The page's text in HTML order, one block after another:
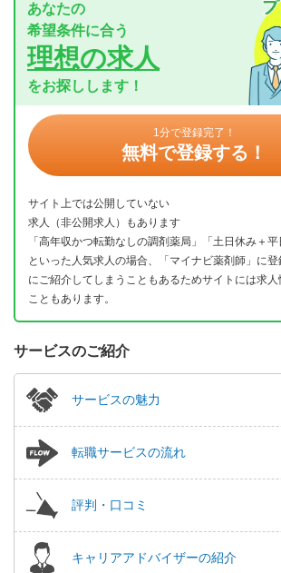
あなたの
希望条件に合う
理想の求人
をお探しします！
1分で登録完了！
無料で登録する！
サイト上では公開していない
求人（非公開求人）もあります
「高年収かつ転勤なしの調剤薬局」「土日休み＋平
といった人気求人の場合、「マイナビ薬剤師」に
にご紹介してしまうこともあるためサイトには求
こともあります。
サービスのご紹介
サービスの魅力
転職サービスの流れ
評判・口コミ
キャリアアドバイザーの紹介